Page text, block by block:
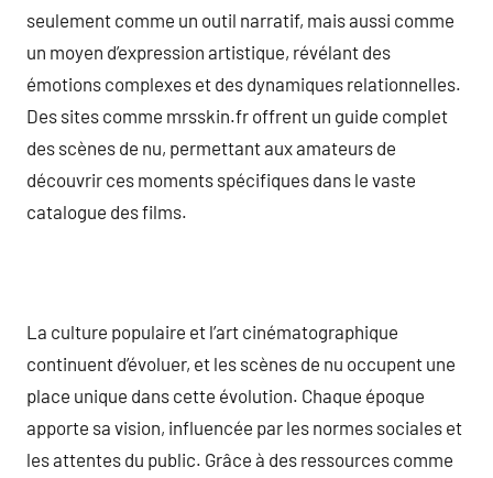
seulement comme un outil narratif, mais aussi comme
un moyen d’expression artistique, révélant des
émotions complexes et des dynamiques relationnelles.
Des sites comme mrsskin.fr offrent un guide complet
des scènes de nu, permettant aux amateurs de
découvrir ces moments spécifiques dans le vaste
catalogue des films.
La culture populaire et l’art cinématographique
continuent d’évoluer, et les scènes de nu occupent une
place unique dans cette évolution. Chaque époque
apporte sa vision, influencée par les normes sociales et
les attentes du public. Grâce à des ressources comme